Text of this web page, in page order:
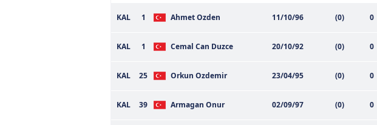
KAL 1 Ahmet Ozden 11/10/96 (0) 0
KAL 1 Cemal Can Duzce 20/10/92 (0) 0
KAL 25 Orkun Ozdemir 23/04/95 (0) 0
KAL 39 Armagan Onur 02/09/97 (0) 0